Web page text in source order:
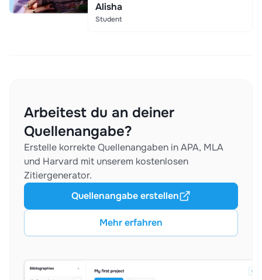
Alisha
Student
Arbeitest du an deiner
Quellenangabe?
Erstelle korrekte Quellenangaben in APA, MLA
und Harvard mit unserem kostenlosen
Zitiergenerator.
Mehr erfahren
Quellenangabe erstellen